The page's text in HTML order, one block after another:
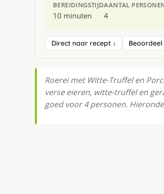
BEREIDINGSTIJD
10 minuten
AANTAL
4
Direct naar recept ↓
Roerei met Witte-Truffel en
verse eieren, witte-truffel en
goed voor 4 personen.